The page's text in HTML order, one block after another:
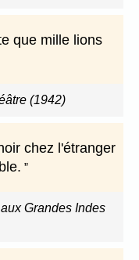
que mille lions
(1942)
chez l'étranger
Grandes Indes